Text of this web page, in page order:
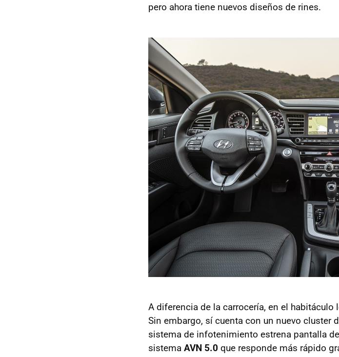
pero ahora tiene nuevos diseños de rines.
A diferencia de la carrocería, en el
Sin embargo, sí cuenta con un nuevo cluster
sistema de infotenimiento estrena pantalla
sistema AVN 5.0 que responde más rápido